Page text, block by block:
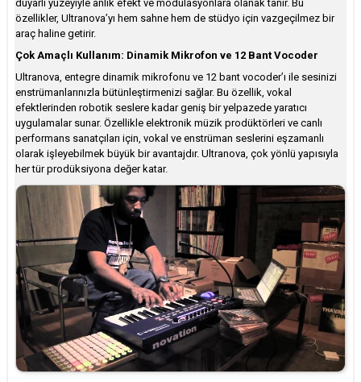
duyarlı yüzeyiyle anlık efekt ve modülasyonlara olanak tanır. Bu
özellikler, Ultranova’yı hem sahne hem de stüdyo için vazgeçilmez bir
araç haline getirir.
Çok Amaçlı Kullanım: Dinamik Mikrofon ve 12 Bant Vocoder
Ultranova, entegre dinamik mikrofonu ve 12 bant vocoder’ı ile sesinizi
enstrümanlarınızla bütünleştirmenizi sağlar. Bu özellik, vokal
efektlerinden robotik seslere kadar geniş bir yelpazede yaratıcı
uygulamalar sunar. Özellikle elektronik müzik prodüktörleri ve canlı
performans sanatçıları için, vokal ve enstrüman seslerini eşzamanlı
olarak işleyebilmek büyük bir avantajdır. Ultranova, çok yönlü yapısıyla
her tür prodüksiyona değer katar.